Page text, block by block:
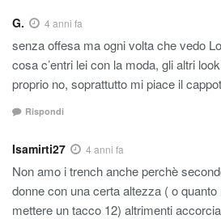
G. 4 anni fa
senza offesa ma ogni volta che vedo
cosa c’entri lei con la moda, gli altri
proprio no, soprattutto mi piace il
Rispondi
Isamirti27 4 anni fa
Non amo i trench anche perchè
donne con una certa altezza ( o
mettere un tacco 12) altrimenti